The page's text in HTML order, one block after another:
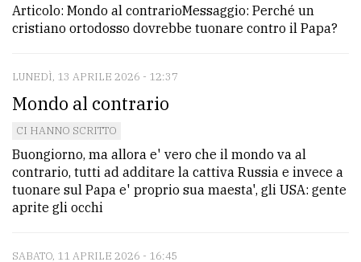
per
comune
ALTRE
TESTATE
Articolo: Mondo al contrarioMessaggio: Perché un
cristiano ortodosso dovrebbe tuonare contro il Papa?
LUNEDÌ, 13 APRILE 2026 - 12:37
Mondo al contrario
CI HANNO SCRITTO
Buongiorno, ma allora e' vero che il mondo va al
contrario, tutti ad additare la cattiva Russia e invece a
tuonare sul Papa e' proprio sua maesta', gli USA: gente
aprite gli occhi
SABATO, 11 APRILE 2026 - 16:45